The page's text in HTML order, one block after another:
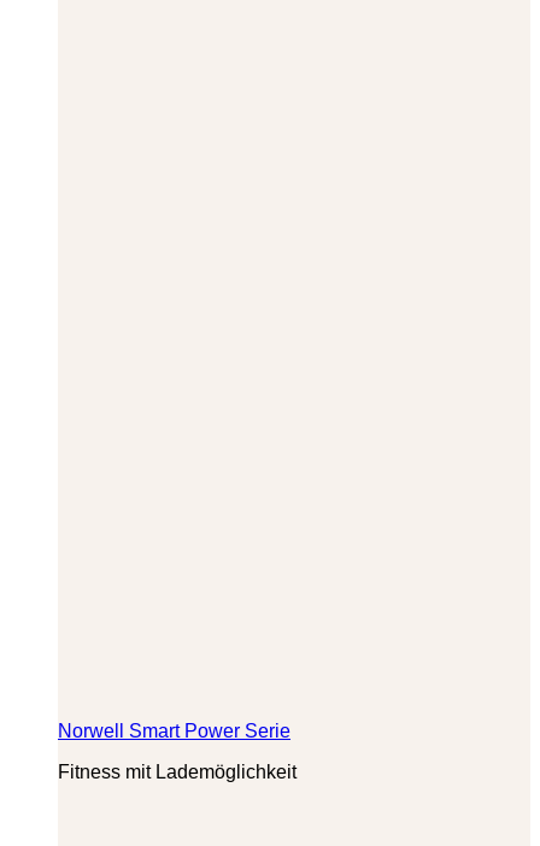
Norwell Smart Power Serie
Fitness mit Lademöglichkeit